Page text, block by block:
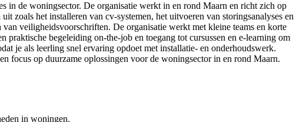
in de woningsector. De organisatie werkt in en rond Maarn en richt zich op
zoals het installeren van cv-systemen, het uitvoeren van storingsanalyses en
veiligheidsvoorschriften. De organisatie werkt met kleine teams en korte
begeleiding on-the-job en toegang tot cursussen en e-learning om
je als leerling snel ervaring opdoet met installatie- en onderhoudswerk.
focus op duurzame oplossingen voor de woningsector in en rond Maarn.
in woningen.